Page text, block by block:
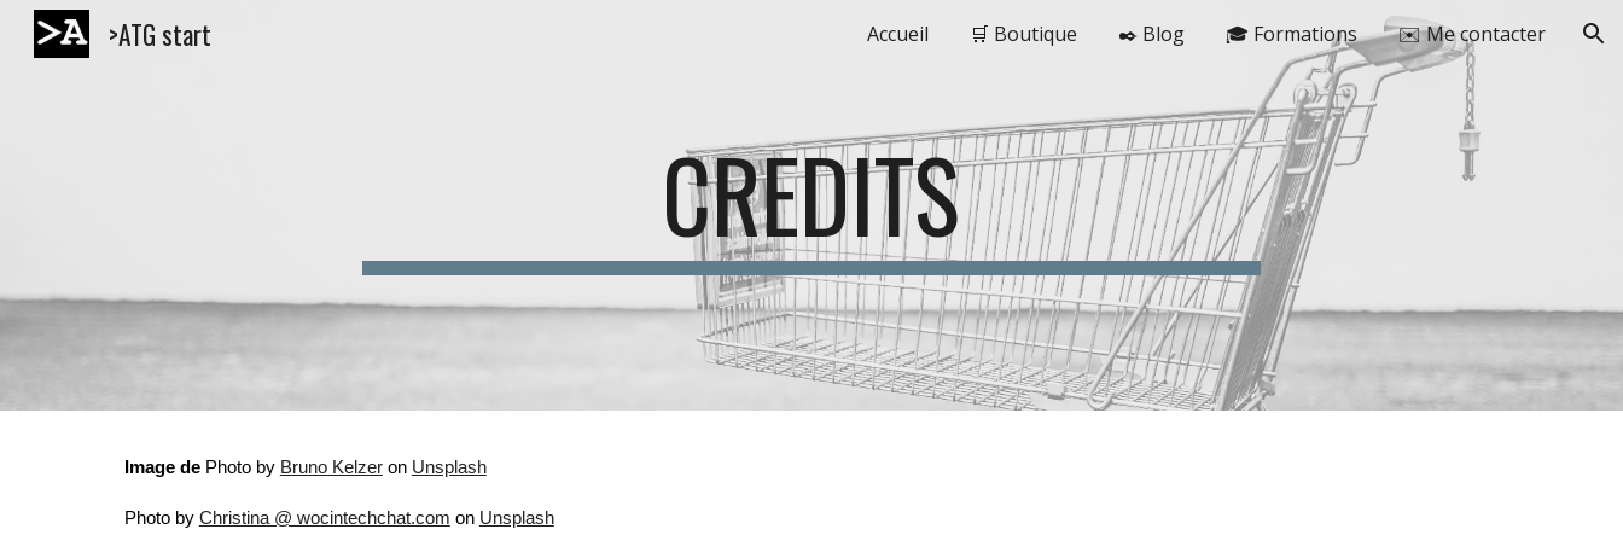
Skip to navigation
>ATG start Accueil 🛒 Boutique ✒️ Blog 🎓 Formations ✉️ Me contacter
CREDITS
Image de Photo by Bruno Kelzer on Unsplash
Photo by Christina @ wocintechchat.com on Unsplash